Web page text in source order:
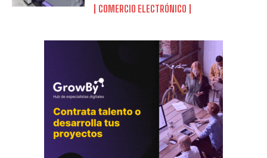
COMERCIO ELECTRÓNICO